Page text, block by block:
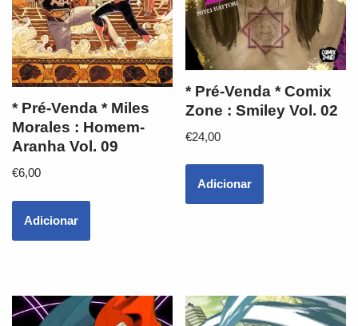
* Pré-Venda * Miles
Morales : Homem-
Aranha Vol. 09
€6,00
Adicionar
* Pré-Venda * Comix
Zone : Smiley Vol. 02
€24,00
Adicionar